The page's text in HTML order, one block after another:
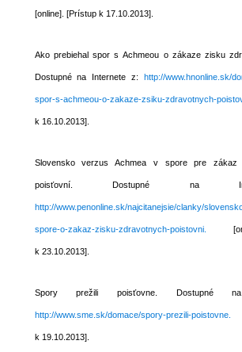
[online]. [Prístup k 17.10.2013].
Ako prebiehal spor s Achmeou o zákaze zisku
Dostupné na Internete z: http://www.hnonline.sk/
spor-s-achmeou-o-zakaze-zsiku-zdravotnych-
k 16.10.2013].
Slovensko verzus Achmea v spore pre zákaz
poisťovní. Dostupné na
http://www.penonline.sk/najcitanejsie/clanky/
spore-o-zakaz-zisku-zdravotnych-poistovni.
k 23.10.2013].
Spory prežili poisťovne. Dostupné
http://www.sme.sk/domace/spory-prezili-poistovne.
k 19.10.2013].